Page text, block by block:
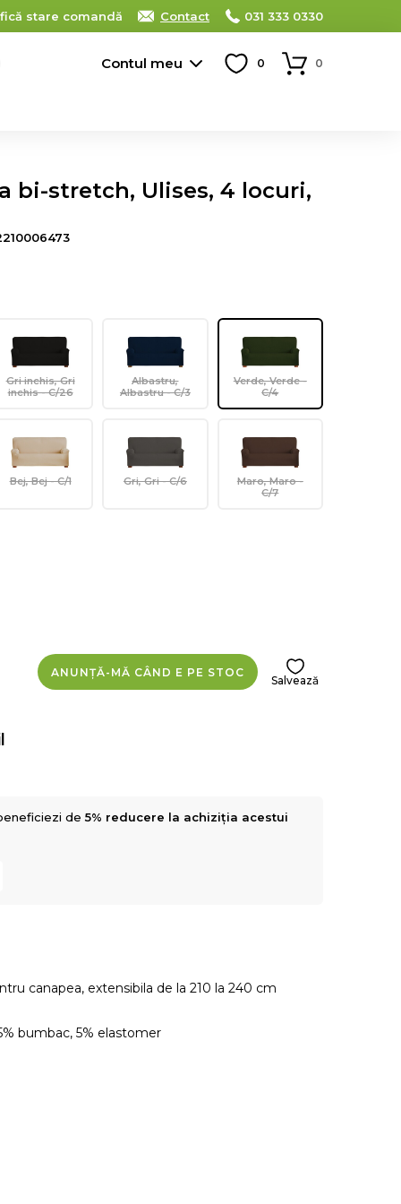
stare comandă Contact 031 333 0330
Contul meu 0 0
bi-stretch, Ulises, 4 locuri,
Gri inchis, Gri
inchis - C/26
Albastru,
Albastru - C/3
Verde, Verde -
C/4
Bej, Bej - C/1 Gri, Gri - C/6
Maro, Maro -
C/7
ANUNȚĂ-MĂ CÂND E PE STOC
Salvează
de5% reducere la achiziția acestui
canapea, extensibila de la 210 la 240 cm
bumbac, 5% elastomer